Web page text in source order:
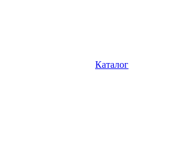
Каталог